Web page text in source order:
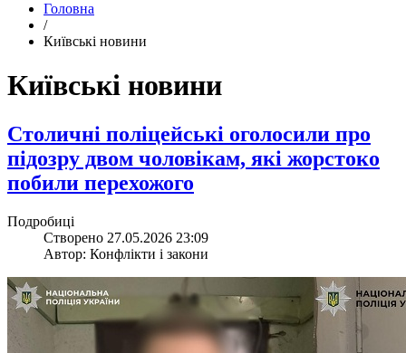
Головна
/
Київські новини
Київські новини
​Столичні поліцейські оголосили про
підозру двом чоловікам, які жорстоко
побили перехожого
Подробиці
Створено 27.05.2026 23:09
Автор: Конфлікти і закони